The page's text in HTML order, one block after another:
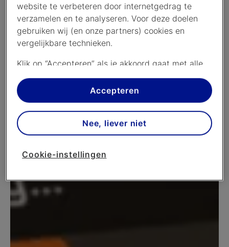
website te verbeteren door internetgedrag te
verzamelen en te analyseren. Voor deze doelen
gebruiken wij (en onze partners) cookies en
vergelijkbare technieken.
Klik op “Accepteren” als je akkoord gaat met alle
cookies. Kies je voor “Nee, liever niet”, dan
plaatsen we alleen strikt noodzakelijke cookies om
de website goed te laten werken. Dat betekent
dat we geen vormen van personalisatie
toepassen.
cookies worden geplaatst. Je kan je keuze altijd
privacy beleidlees je meer over hoe we omgaan
met jouw privacy.
Accepteren
Nee, liever niet
Cookie-instellingen